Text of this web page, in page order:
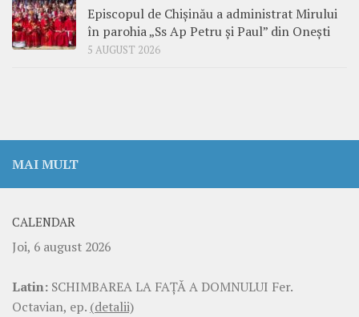
Episcopul de Chișinău a administrat Mirului
în parohia „Ss Ap Petru și Paul” din Onești
5 AUGUST 2026
MAI MULT
CALENDAR
Joi, 6 august 2026
Latin: SCHIMBAREA LA FAŢĂ A DOMNULUI Fer.
Octavian, ep. (detalii)